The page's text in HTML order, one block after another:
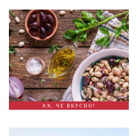
АХ, ЧЕ ВКУСНО!